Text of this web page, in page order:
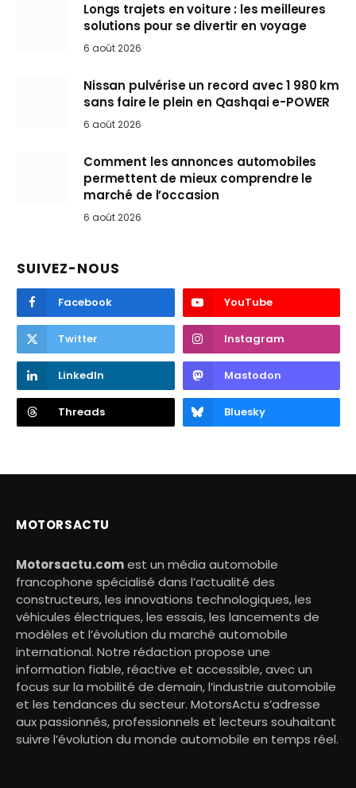
Longs trajets en voiture : les meilleures
solutions pour se divertir en voyage
6 août 2026
Nissan pulvérise un record avec 1 980 km
sans faire le plein en Qashqai e-POWER
6 août 2026
Comment les annonces automobiles
permettent de mieux comprendre le
marché de l’occasion
6 août 2026
SUIVEZ-NOUS
Facebook YouTube
Twitter Instagram
LinkedIn Mastodon
Threads Bluesky
MOTORSACTU
Motorsactu.comest un média automobile
francophone spécialisé dans l’actualité des
constructeurs, les innovations technologiques, les
véhicules électriques, les essais, les lancements de
modèles et l’évolution du marché automobile
international. Notre rédaction propose une
information fiable, réactive et accessible, avec un
focus sur la mobilité de demain, l’industrie automobile
et les tendances du secteur. MotorsActu s’adresse
aux passionnés, professionnels et lecteurs souhaitant
suivre l’évolution du monde automobile en temps réel.